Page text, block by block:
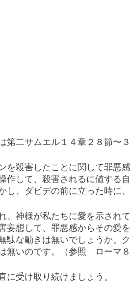
第二サムエル１４章２８節〜３
を殺害したことに関して罪悪
作して、殺害されるに値する
し、ダビデの前に立った時に
、神様が私たちに愛を示され
妄想して、罪悪感からその愛
駄な動きは無いでしょうか。
無いのです。（参照　ローマ８
に受け取り続けましょう。